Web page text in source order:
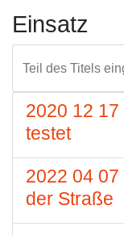
Einsatz
2020 12
testet
2022 04
der Straße